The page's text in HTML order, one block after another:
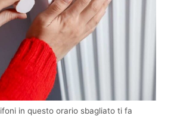
in questo orario sbagliato ti fa